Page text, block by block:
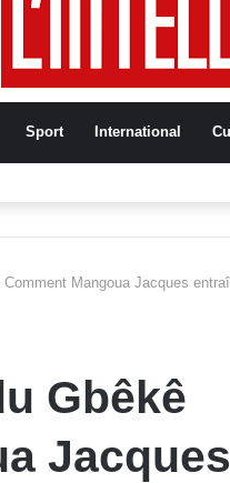
Sport International
Koudougou rend hommage
Mangoua Jacques
Gbêkê
Jacques